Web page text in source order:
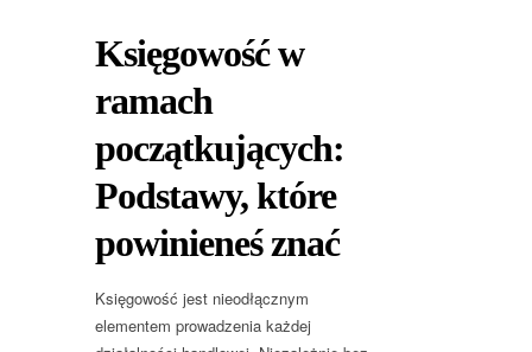
Księgowość w
ramach
początkujących:
Podstawy, które
powinieneś znać
Księgowość jest nieodłącznym
elementem prowadzenia każdej